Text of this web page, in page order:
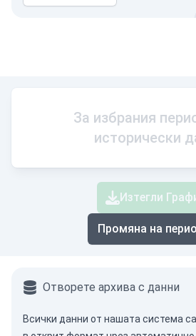
За избрания
исторически
Изтегли
Промяна на
Отворете архива с данни
Всички данни от нашата система